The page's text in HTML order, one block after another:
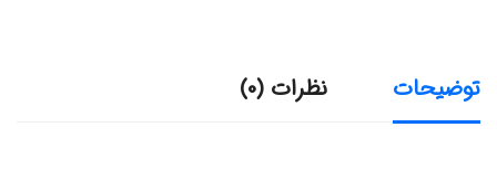
توضیحات نظرات (0)